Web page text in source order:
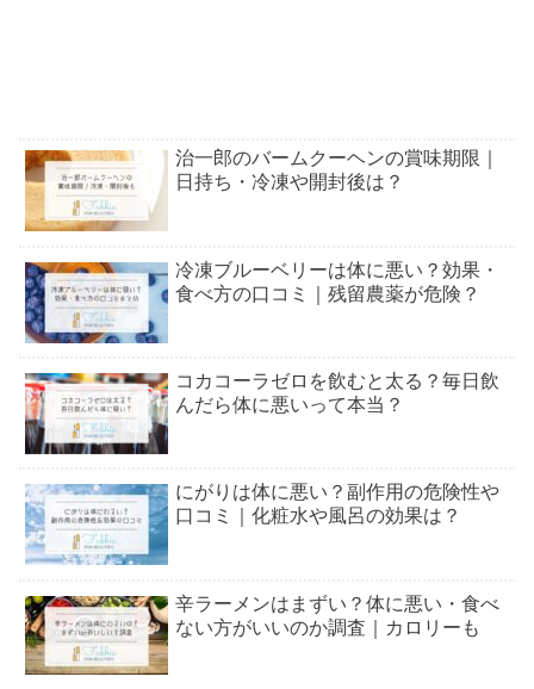
治一郎のバームクーヘンの賞味期限｜
日持ち・冷凍や開封後は？
冷凍ブルーベリーは体に悪い？効果・
食べ方の口コミ｜残留農薬が危険？
コカコーラゼロを飲むと太る？毎日飲
んだら体に悪いって本当？
にがりは体に悪い？副作用の危険性や
口コミ｜化粧水や風呂の効果は？
辛ラーメンはまずい？体に悪い・食べ
ない方がいいのか調査｜カロリーも